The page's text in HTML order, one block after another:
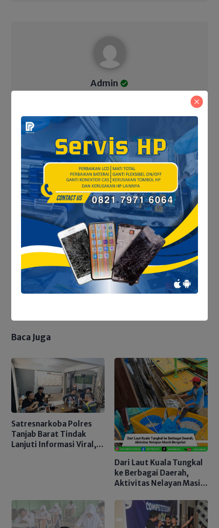
Admin
Tinggalkan Balasan
Alamat email Anda tidak akan dipublikasikan. Ruas yang
wajib ditandai*
Save my name and email in this browser for the next
time I comment.
Baca Juga
Satresnarkoba Polres
Tanjab Barat Tindak
Lanjuti Informasi Viral,
Dari Laut Kuala Tungkal
ke Berbagai Daerah,
Aktivitas Nelayan Masih